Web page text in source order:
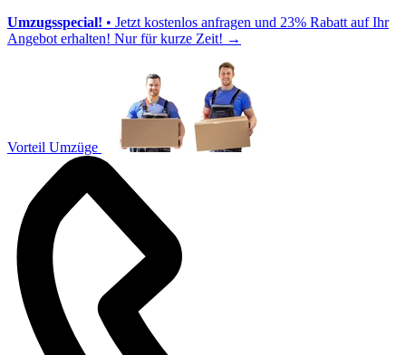
Umzugsspecial! • Jetzt kostenlos anfragen und 23% Rabatt auf Ihr
Angebot erhalten! Nur für kurze Zeit! →
Vorteil Umzüge